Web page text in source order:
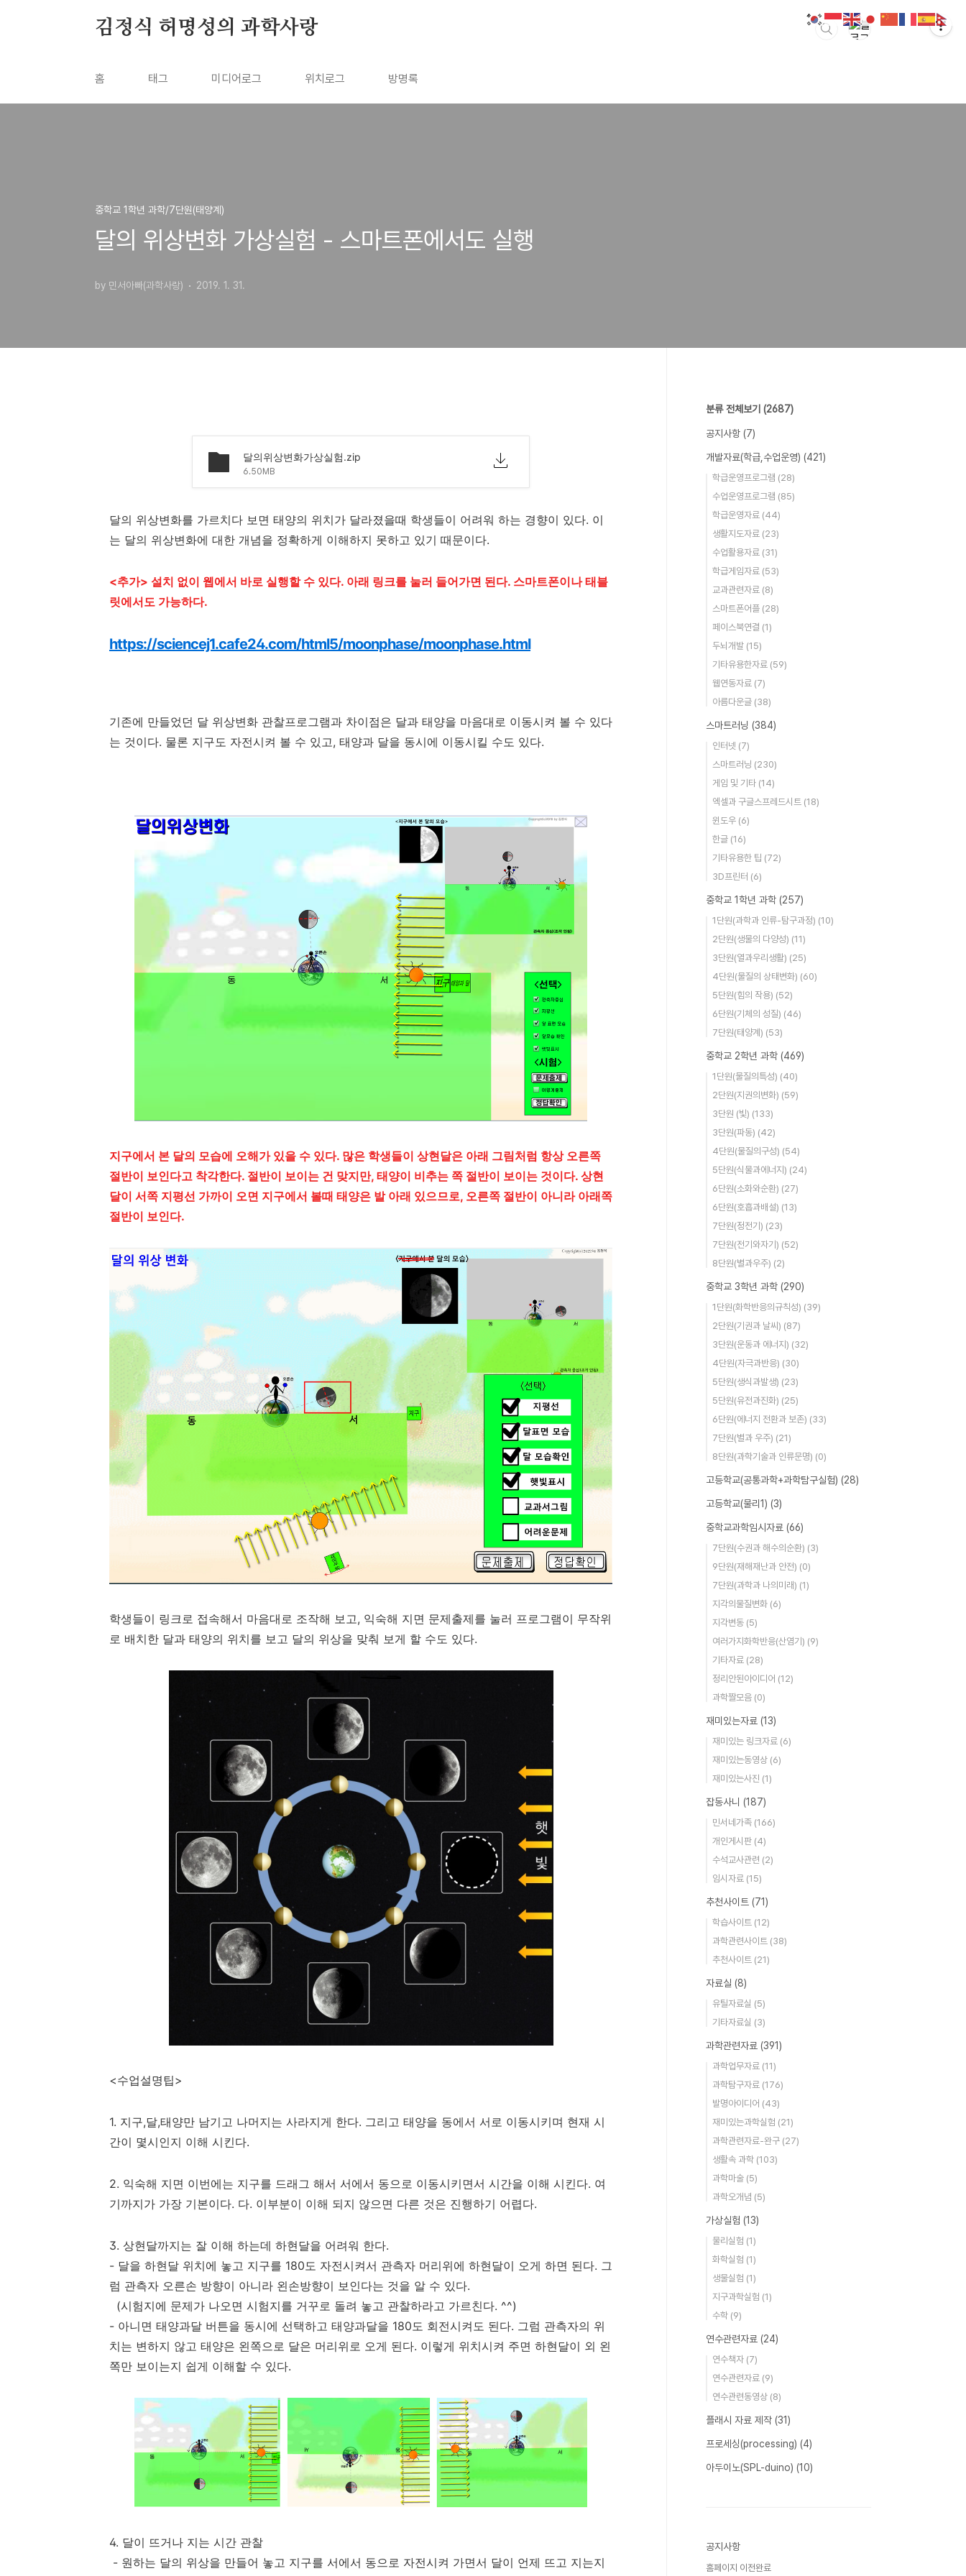
김정식 허명성의 과학사랑
홈 태그 미디어로그 위치로그 방명록
중학교 1학년 과학/7단원(태양계)
달의 위상변화 가상실험 - 스마트폰에서도 실행
by 민서아빠(과학사랑) 2019. 1. 31.
달의위상변화가상실험.zip
6.50MB
달의 위상변화를 가르치다 보면 태양의 위치가 달라졌을때 학생들이 어려워 하는 경향이 있다. 이
는 달의 위상변화에 대한 개념을 정확하게 이해하지 못하고 있기 때문이다.
<추가> 설치 없이 웹에서 바로 실행할 수 있다. 아래 링크를 눌러 들어가면 된다. 스마트폰이나 태블
릿에서도 가능하다.
https://sciencej1.cafe24.com/html5/moonphase/moonphase.html
기존에 만들었던 달 위상변화 관찰프로그램과 차이점은 달과 태양을 마음대로 이동시켜 볼 수 있다
는 것이다. 물론 지구도 자전시켜 볼 수 있고, 태양과 달을 동시에 이동시킬 수도 있다.
지구에서 본 달의 모습에 오해가 있을 수 있다. 많은 학생들이 상현달은 아래 그림처럼 항상 오른쪽
절반이 보인다고 착각한다. 절반이 보이는 건 맞지만, 태양이 비추는 쪽 절반이 보이는 것이다. 상현
달이 서쪽 지평선 가까이 오면 지구에서 볼때 태양은 발 아래 있으므로, 오른쪽 절반이 아니라 아래쪽
절반이 보인다.
학생들이 링크로 접속해서 마음대로 조작해 보고, 익숙해 지면 문제출제를 눌러 프로그램이 무작위
로 배치한 달과 태양의 위치를 보고 달의 위상을 맞춰 보게 할 수도 있다.
<수업설명팁>
1. 지구,달,태양만 남기고 나머지는 사라지게 한다. 그리고 태양을 동에서 서로 이동시키며 현재 시
간이 몇시인지 이해 시킨다.
2. 익숙해 지면 이번에는 지구를 드래그 해서 서에서 동으로 이동시키면서 시간을 이해 시킨다. 여
기까지가 가장 기본이다. 다. 이부분이 이해 되지 않으면 다른 것은 진행하기 어렵다.
3. 상현달까지는 잘 이해 하는데 하현달을 어려워 한다.
- 달을 하현달 위치에 놓고 지구를 180도 자전시켜서 관측자 머리위에 하현달이 오게 하면 된다. 그
럼 관측자 오른손 방향이 아니라 왼손방향이 보인다는 것을 알 수 있다.
(시험지에 문제가 나오면 시험지를 거꾸로 돌려 놓고 관찰하라고 가르친다. ^^)
- 아니면 태양과달 버튼을 동시에 선택하고 태양과달을 180도 회전시켜도 된다. 그럼 관측자의 위
치는 변하지 않고 태양은 왼쪽으로 달은 머리위로 오게 된다. 이렇게 위치시켜 주면 하현달이 외 왼
쪽만 보이는지 쉽게 이해할 수 있다.
4. 달이 뜨거나 지는 시간 관찰
- 원하는 달의 위상을 만들어 놓고 지구를 서에서 동으로 자전시켜 가면서 달이 언제 뜨고 지는지
분류 전체보기 (2687)
공지사항 (7)
개발자료(학급,수업운영) (421)
학급운영프로그램 (28)
수업운영프로그램 (85)
학급운영자료 (44)
생활지도자료 (23)
수업활용자료 (31)
학급게임자료 (53)
교과관련자료 (8)
스마트폰어플 (28)
페이스북연결 (1)
두뇌개발 (15)
기타유용한자료 (59)
웹연동자료 (7)
아름다운글 (38)
스마트러닝 (384)
인터넷 (7)
스마트러닝 (230)
게임 및 기타 (14)
엑셀과 구글스프레드시트 (18)
윈도우 (6)
한글 (16)
기타유용한 팁 (72)
3D프린터 (6)
중학교 1학년 과학 (257)
1단원(과학과 인류-탐구과정) (10)
2단원(생물의 다양성) (11)
3단원(열과우리생활) (25)
4단원(물질의 상태변화) (60)
5단원(힘의 작용) (52)
6단원(기체의 성질) (46)
7단원(태양계) (53)
중학교 2학년 과학 (469)
1단원(물질의특성) (40)
2단원(지권의변화) (59)
3단원 (빛) (133)
3단원(파동) (42)
4단원(물질의구성) (54)
5단원(식물과에너지) (24)
6단원(소화와순환) (27)
6단원(호흡과배설) (13)
7단원(정전기) (23)
7단원(전기와자기) (52)
8단원(별과우주) (2)
중학교 3학년 과학 (290)
1단원(화학반응의규칙성) (39)
2단원(기권과 날씨) (87)
3단원(운동과 에너지) (32)
4단원(자극과반응) (30)
5단원(생식과발생) (23)
5단원(유전과진화) (25)
6단원(에너지 전환과 보존) (33)
7단원(별과 우주) (21)
8단원(과학기술과 인류문명) (0)
고등학교(공통과학+과학탐구실험) (28)
고등학교(물리1) (3)
중학교과학임시자료 (66)
7단원(수권과 해수의순환) (3)
9단원(재해재난과 안전) (0)
7단원(과학과 나의미래) (1)
지각의물질변화 (6)
지각변동 (5)
여러가지화학반응(산염기) (9)
기타자료 (28)
정리안된아이디어 (12)
과학짤모음 (0)
재미있는자료 (13)
재미있는 링크자료 (6)
재미있는동영상 (6)
재미있는사진 (1)
잡동사니 (187)
민서네가족 (166)
개인게시판 (4)
수석교사관련 (2)
임시자료 (15)
추천사이트 (71)
학습사이트 (12)
과학관련사이트 (38)
추천사이트 (21)
자료실 (8)
유틸자료실 (5)
기타자료실 (3)
과학관련자료 (391)
과학업무자료 (11)
과학탐구자료 (176)
발명아이디어 (43)
재미있는과학실험 (21)
과학관련자료-완구 (27)
생활속 과학 (103)
과학마술 (5)
과학오개념 (5)
가상실험 (13)
물리실험 (1)
화학실험 (1)
생물실험 (1)
지구과학실험 (1)
수학 (9)
연수관련자료 (24)
연수책자 (7)
연수관련자료 (9)
연수관련동영상 (8)
플래시 자료 제작 (31)
프로세싱(processing) (4)
아두이노(SPL-duino) (10)
공지사항
홈페이지 이전완료